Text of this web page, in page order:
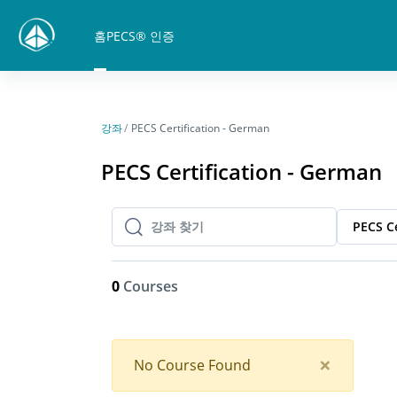
홈PECS® 인증
강좌 PECS Certification - German
PECS Certification - German
강좌 찾기
강좌 찾기 PECS
0 Courses
×
No Course Found